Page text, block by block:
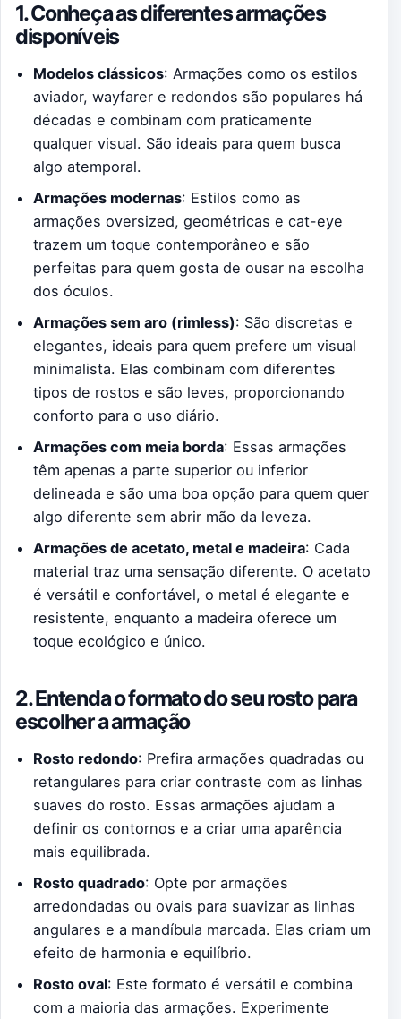
1. Conheça as diferentes armações
disponíveis
Modelos clássicos: Armações como os estilos
aviador, wayfarer e redondos são populares há
décadas e combinam com praticamente
qualquer visual. São ideais para quem busca
algo atemporal.
Armações modernas: Estilos como as
armações oversized, geométricas e cat-eye
trazem um toque contemporâneo e são
perfeitas para quem gosta de ousar na escolha
dos óculos.
Armações sem aro (rimless): São discretas e
elegantes, ideais para quem prefere um visual
minimalista. Elas combinam com diferentes
tipos de rostos e são leves, proporcionando
conforto para o uso diário.
Armações com meia borda: Essas armações
têm apenas a parte superior ou inferior
delineada e são uma boa opção para quem quer
algo diferente sem abrir mão da leveza.
Armações de acetato, metal e madeira: Cada
material traz uma sensação diferente. O acetato
é versátil e confortável, o metal é elegante e
resistente, enquanto a madeira oferece um
toque ecológico e único.
2. Entenda o formato do seu rosto para
escolher a armação
Rosto redondo: Prefira armações quadradas ou
retangulares para criar contraste com as linhas
suaves do rosto. Essas armações ajudam a
definir os contornos e a criar uma aparência
mais equilibrada.
Rosto quadrado: Opte por armações
arredondadas ou ovais para suavizar as linhas
angulares e a mandíbula marcada. Elas criam um
efeito de harmonia e equilíbrio.
Rosto oval: Este formato é versátil e combina
com a maioria das armações. Experimente